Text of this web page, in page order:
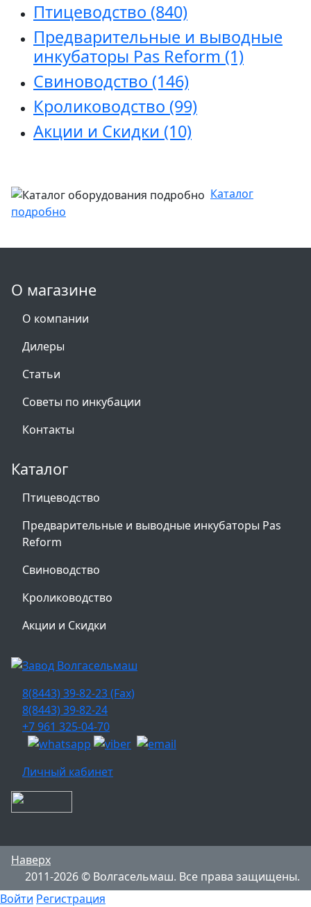
Птицеводство (840)
Предварительные и выводные
инкубаторы Pas Reform (1)
Свиноводство (146)
Кролиководство (99)
Акции и Скидки (10)
Каталог
подробно
О магазине
О компании
Дилеры
Статьи
Советы по инкубации
Контакты
Каталог
Птицеводство
Предварительные и выводные инкубаторы Pas
Reform
Свиноводство
Кролиководство
Акции и Скидки
8(8443) 39-82-23 (Fax)
8(8443) 39-82-24
+7 961 325-04-70
Личный кабинет
Наверх
2011-2026 © Волгасельмаш. Все права защищены.
Войти Регистрация